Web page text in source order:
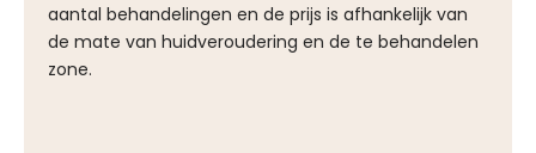
aantal behandelingen en de prijs is afhankelijk van
de mate van huidveroudering en de te behandelen
zone.